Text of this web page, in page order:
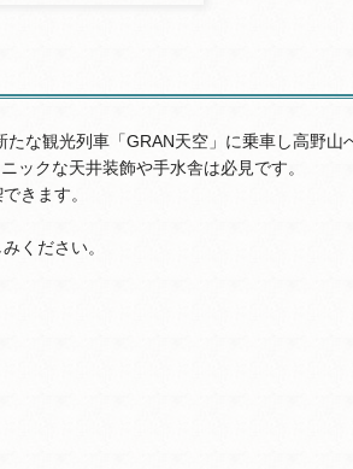
な観光列車「GRAN天空」に乗車し高野
ックな天井装飾や手水舎は必見です。
きます。
ください。